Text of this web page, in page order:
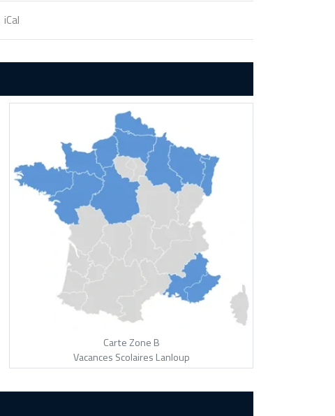
iCal
Carte Zone B
Vacances Scolaires Lanloup